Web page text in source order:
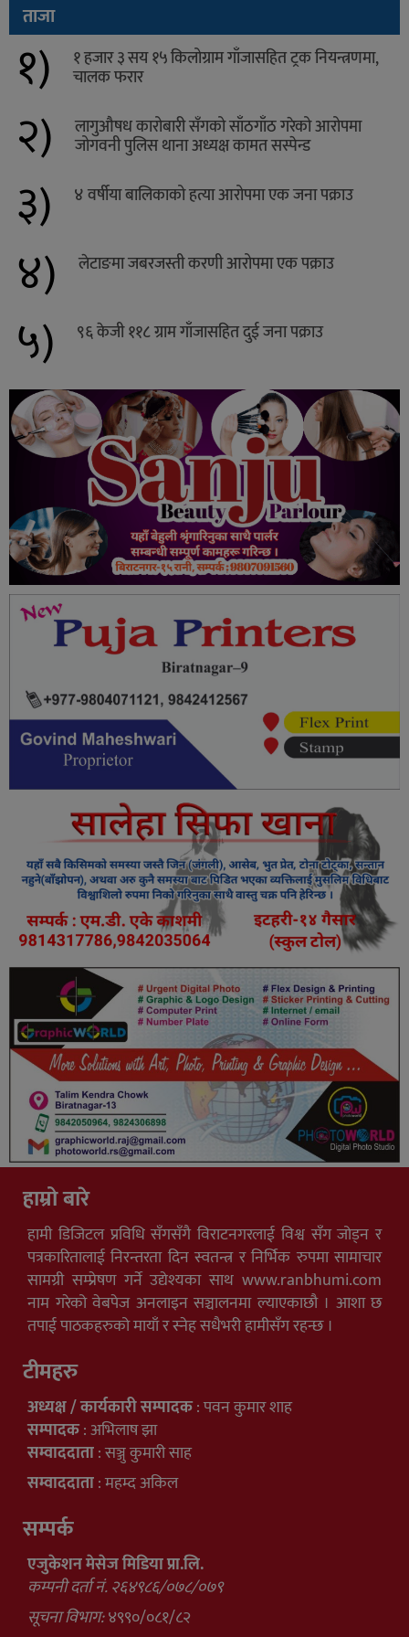
ताजा
१) १ हजार ३ सय १५ किलोग्राम गाँजासहित ट्रक नियन्त्रणमा,
चालक फरार
२) लागुऔषध कारोबारी सँगको साँठगाँठ गरेको आरोपमा
जोगवनी पुलिस थाना अध्यक्ष कामत सस्पेन्ड
३) ४ वर्षीया बालिकाको हत्या आरोपमा एक जना पक्राउ
४) लेटाङमा जबरजस्ती करणी आरोपमा एक पक्राउ
५) ९६ केजी ११८ ग्राम गाँजासहित दुई जना पक्राउ
हाम्रो बारे
हामी डिजिटल प्रविधि सँगसँगै विराटनगरलाई विश्व सँग जोड्न र
पत्रकारितालाई निरन्तरता दिन स्वतन्त्र र निर्भिक रुपमा सामाचार
सामग्री सम्प्रेषण गर्ने उद्येश्यका साथ www.ranbhumi.com
नाम गरेको वेबपेज अनलाइन सञ्चालनमा ल्याएकाछौ । आशा छ
तपाई पाठकहरुको मायाँ र स्नेह सधैभरी हामीसँग रहन्छ ।
टीमहरु
अध्यक्ष / कार्यकारी सम्पादक: पवन कुमार शाह
सम्पादक: अभिलाष झा
सम्वाददाता: सञ्जु कुमारी साह
सम्वाददाता: महम्द अकिल
सम्पर्क
एजुकेशन मेसेज मिडिया प्रा.लि.
कम्पनी दर्ता नं. २६४९८६/०७८/०७९
सूचना विभाग:४९९०/०८१/८२